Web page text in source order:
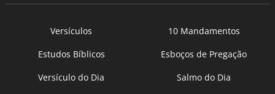
Versículos
10 Mandamentos
Estudos Bíblicos
Esboços de Pregação
Versículo do Dia
Salmo do Dia